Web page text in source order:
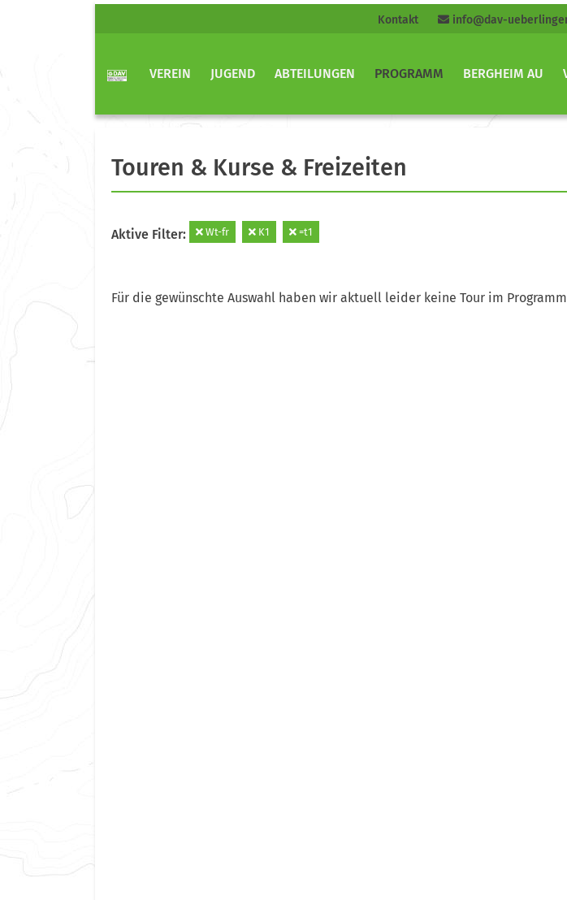
Kontakt info@dav-
VEREIN JUGEND ABTEILUNGEN PROGRAMM BERGHEIM AU
Touren & Kurse & Freizeiten
Aktive Filter: Wt-fr K1 =t1
Für die gewünschte Auswahl haben wir aktuell leider keine Tour im